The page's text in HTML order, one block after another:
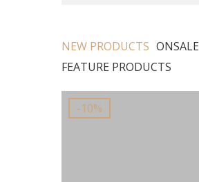
NEW PRODUCTS ONSALE
FEATURE PRODUCTS
-10%